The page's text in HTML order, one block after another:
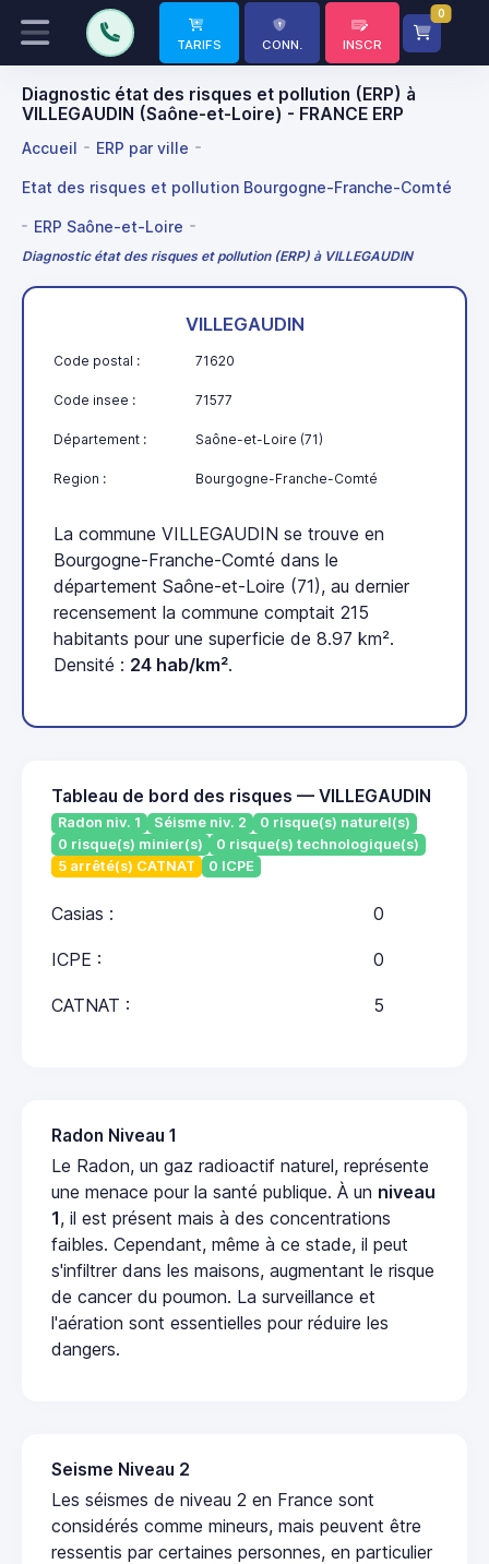
TARIFS CONN. INSCR
0
Diagnostic état des risques et pollution (ERP) à
VILLEGAUDIN (Saône-et-Loire) - FRANCE ERP
Accueil ERP par ville
Etat des risques et pollution Bourgogne-Franche-Comté
ERP Saône-et-Loire
Diagnostic état des risques et pollution (ERP) à VILLEGAUDIN
VILLEGAUDIN
Code postal : 71620
Code insee : 71577
Département : Saône-et-Loire (71)
Region : Bourgogne-Franche-Comté
La commune VILLEGAUDIN se trouve en
Bourgogne-Franche-Comté dans le
département Saône-et-Loire (71), au dernier
recensement la commune comptait 215
habitants pour une superficie de 8.97 km².
Densité : 24 hab/km².
Tableau de bord des risques — VILLEGAUDIN
Radon niv. 1 Séisme niv. 2
0 risque(s) naturel(s)
0 risque(s) minier(s)
0 risque(s) technologique(s)
5 arrêté(s) CATNAT
0 ICPE
Casias : 0
ICPE : 0
CATNAT : 5
Radon Niveau 1
Le Radon, un gaz radioactif naturel, représente
une menace pour la santé publique. À un niveau
1, il est présent mais à des concentrations
faibles. Cependant, même à ce stade, il peut
s'infiltrer dans les maisons, augmentant le risque
de cancer du poumon. La surveillance et
l'aération sont essentielles pour réduire les
dangers.
Seisme Niveau 2
Les séismes de niveau 2 en France sont
considérés comme mineurs, mais peuvent être
ressentis par certaines personnes, en particulier